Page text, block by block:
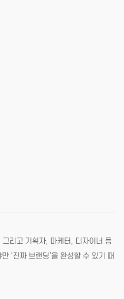
그리고 기획자, 마케터, 디자이너 등
‘진짜 브랜딩’을 완성할 수 있기 때